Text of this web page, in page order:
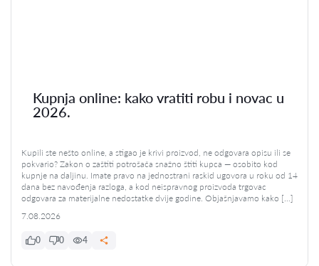
Kupnja online: kako vratiti robu i novac u
2026.
Kupili ste nešto online, a stigao je krivi proizvod, ne odgovara opisu ili se
pokvario? Zakon o zaštiti potrošača snažno štiti kupca — osobito kod
kupnje na daljinu. Imate pravo na jednostrani raskid ugovora u roku od 14
dana bez navođenja razloga, a kod neispravnog proizvoda trgovac
odgovara za materijalne nedostatke dvije godine. Objašnjavamo kako […]
7.08.2026
0 0 4